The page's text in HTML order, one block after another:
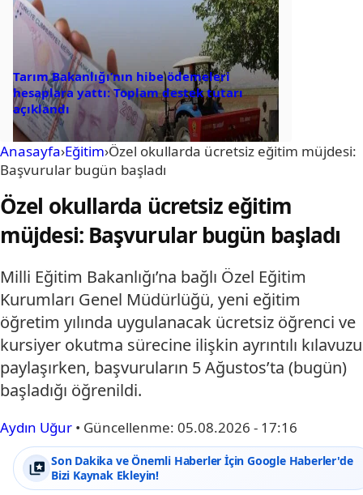
Tarım Bakanlığı’nın hibe ödemeleri
hesaplara yattı: Toplam destek tutarı
açıklandı
Anasayfa›Eğitim›Özel okullarda ücretsiz eğitim müjdesi:
Başvurular bugün başladı
Özel okullarda ücretsiz eğitim
müjdesi: Başvurular bugün başladı
Milli Eğitim Bakanlığı’na bağlı Özel Eğitim
Kurumları Genel Müdürlüğü, yeni eğitim
öğretim yılında uygulanacak ücretsiz öğrenci ve
kursiyer okutma sürecine ilişkin ayrıntılı kılavuzu
paylaşırken, başvuruların 5 Ağustos’ta (bugün)
başladığı öğrenildi.
Aydın Uğur • Güncellenme: 05.08.2026 - 17:16
Son Dakika ve Önemli Haberler İçin Google Haberler'de
Bizi Kaynak Ekleyin!